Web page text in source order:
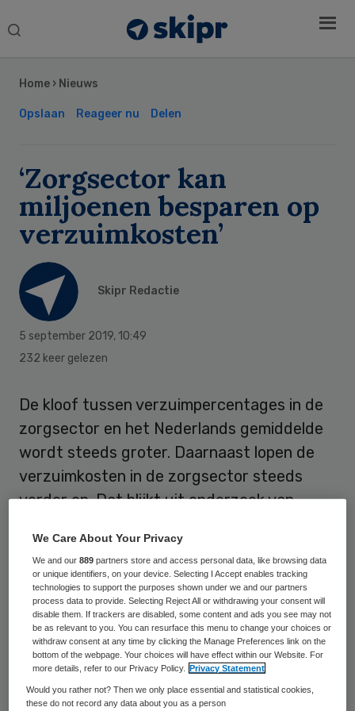
Search
Home › Nieuws
Opslaan Reageer nu Delen
‘Zorgsector kan
miljoenen besparen op
verzuimkosten’
Skipr Redactie
5 september 2019, 10:49
232 keer gelezen
De kloof tussen verzuimpercentages in de
zorgsector en het Nederlands gemiddelde
wordt steeds groter. Daarnaast lopen de
verzuimkosten in de zorgsector steeds
verder op. Dat blijkt uit onderzoek van
Aon analyseerde de verzuimgegevens van
meer dan 1.400 Nederlandse
zorginstellingen op basis van de
jaarverslagen. Het totale verzuim in de
zorgsector in 2018 komt overeen met zo’n
38.000 fulltime arbeidsplaatsen. De
verzuimkosten namen in een jaar tijd met
Sidebar
We Care About Your Privacy
We and our889 partners store and access personal data, like browsing data
or unique identifiers, on your device. Selecting I Accept enables tracking
technologies to support the purposes shown under we and our partners
process data to provide. Selecting Reject All or withdrawing your consent will
disable them. If trackers are disabled, some content and ads you see may not
be as relevant to you. You can resurface this menu to change your choices or
withdraw consent at any time by clicking the Manage Preferences link on the
bottom of the webpage. Your choices will have effect within our Website. For
more details, refer to our Privacy Policy.
Privacy Statement
Would you rather not? Then we only place essential and statistical cookies,
these do not record any data about you as a person